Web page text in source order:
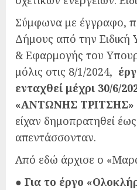
Σύμφωνα με έγγραφο,
Δήμους από την Ειδική
& Εφαρμογής του
μόλις στις 8/1/2024,
ενταχθεί μέχρι 30/6/
«ΑΝΤΩΝΗΣ ΤΡΙΤΣΗΣ»
είχαν δημοπρατηθεί
απεντάσσονταν.
Από εδώ άρχισε ο
● Για το έργο